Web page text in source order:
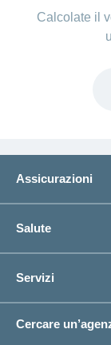
Calcolate il
Assicurazioni
Assicurazioni
Previdenza
Cerco
Circostanze di
Sull'assicurazione
Salute
Bussola della
Servizi
Elenchi degli
Cercare